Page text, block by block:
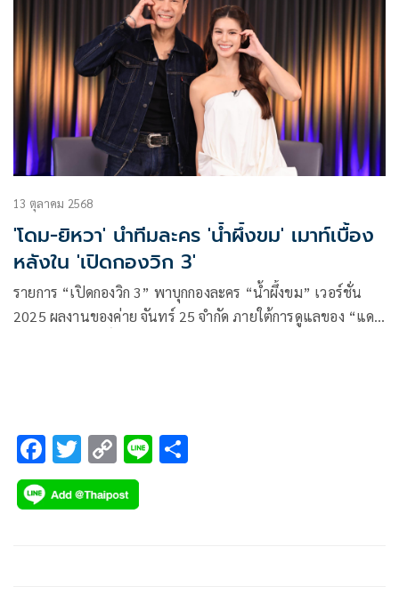
13 ตุลาคม 2568
'โดม-ยิหวา' นำทีมละคร 'น้ำผึ้งขม' เมาท์เบื้อง
หลังใน 'เปิดกองวิก 3'
รายการ “เปิดกองวิก 3” พาบุกกองละคร “น้ำผึ้งขม” เวอร์ชั่น
2025 ผลงานของค่าย จันทร์ 25 จำกัด ภายใต้การดูแลของ “แดง-
กานต์”F
ac
e
T
wi
tt
C
o
p
Li